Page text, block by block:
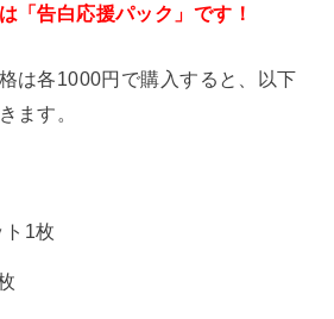
「告白応援パック」です！
は各1000円で購入すると、以下
ます。
ト1枚